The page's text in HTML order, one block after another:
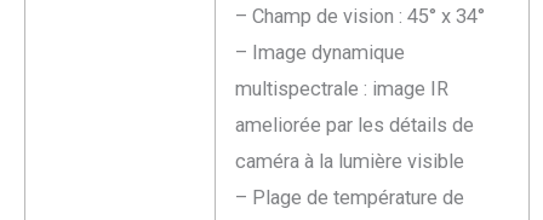
– Champ de vision : 45° x 34°
– Image dynamique
multispectrale : image IR
ameliorée par les détails de
caméra à la lumière visible
– Plage de température de